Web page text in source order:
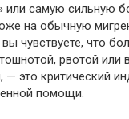
или самую сильную
на обычную
чувствуете, что
рвотой или
— это критический
помощи.